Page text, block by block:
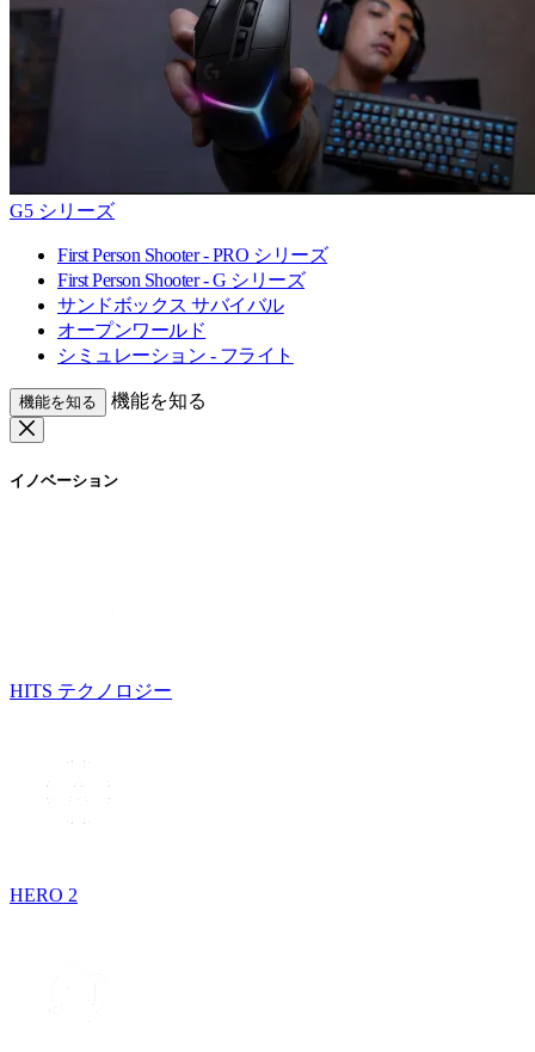
G5 シリーズ
First Person Shooter - PRO シリーズ
First Person Shooter - G シリーズ
サンドボックス サバイバル
オープンワールド
シミュレーション - フライト
機能を知る 機能を知る
イノベーション
HITS テクノロジー
HERO 2